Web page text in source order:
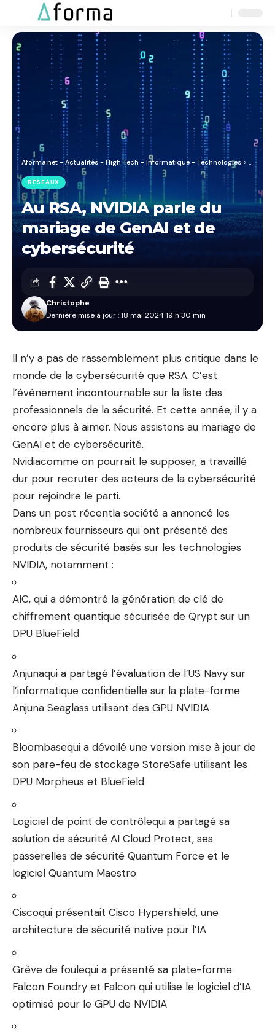
Resizer
Aforma.net - Actualités - High Tech - Informatique - Technologies > Blog
RÉSEAUX
Au RSA, NVIDIA parle du
mariage de GenAI et de
cybersécurité
Dernière mise à jour : 18 mai 2024 19 h 30 min
Christophe
Il n’y a pas de rassemblement plus critique dans le
monde de la cybersécurité que RSA. C’est
l’événement incontournable sur la liste des
professionnels de la sécurité. Et cette année, il y a
encore plus à aimer. Nous assistons au mariage de
GenAI et de cybersécurité.
Nvidiacomme on pourrait le supposer, a travaillé
dur pour recruter des acteurs de la cybersécurité
pour rejoindre le parti.
Dans un post récentla société a annoncé les
nombreux fournisseurs qui ont présenté des
produits de sécurité basés sur les technologies
NVIDIA, notamment :
AIC, qui a démontré la génération de clé de
chiffrement quantique sécurisée de Qrypt sur un
DPU BlueField
Anjunaqui a partagé l’évaluation de l’US Navy sur
l’informatique confidentielle sur la plate-forme
Anjuna Seaglass utilisant des GPU NVIDIA
Bloombasequi a dévoilé une version mise à jour de
son pare-feu de stockage StoreSafe utilisant les
DPU Morpheus et BlueField
Logiciel de point de contrôlequi a partagé sa
solution de sécurité AI Cloud Protect, ses
passerelles de sécurité Quantum Force et le
logiciel Quantum Maestro
Ciscoqui présentait Cisco Hypershield, une
architecture de sécurité native pour l’IA
Grève de foulequi a présenté sa plate-forme
Falcon Foundry et Falcon qui utilise le logiciel d’IA
optimisé pour le GPU de NVIDIA